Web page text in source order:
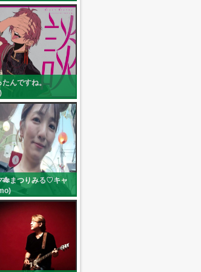
たんですね。
🎋まつりみる♡キャ